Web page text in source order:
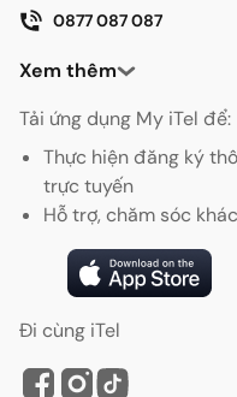
0877 087 087
Xem thêm
Tải ứng dụng My iTel để:
Thực hiện đăng ký
trực tuyến
Hỗ trợ, chăm sóc
Đi cùng iTel